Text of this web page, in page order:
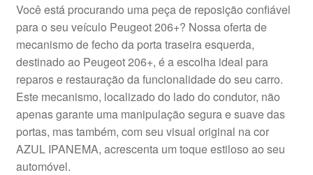
Você está procurando uma peça de reposição confiável
para o seu veículo Peugeot 206+? Nossa oferta de
mecanismo de fecho da porta traseira esquerda,
destinado ao Peugeot 206+, é a escolha ideal para
reparos e restauração da funcionalidade do seu carro.
Este mecanismo, localizado do lado do condutor, não
apenas garante uma manipulação segura e suave das
portas, mas também, com seu visual original na cor
AZUL IPANEMA, acrescenta um toque estiloso ao seu
automóvel.